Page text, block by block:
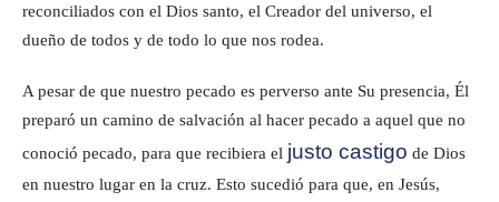
reconciliados con el Dios santo, el Creador del universo, el
dueño de todos y de todo lo que nos rodea.
A pesar de que nuestro pecado es perverso ante Su presencia, Él
preparó un camino de salvación al hacer pecado a aquel que no
conoció pecado, para que recibiera el justo castigo de Dios
en nuestro lugar en la cruz. Esto sucedió para que, en Jesús,